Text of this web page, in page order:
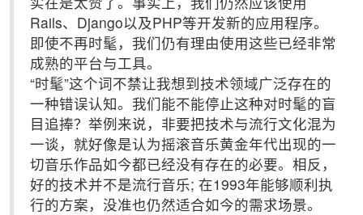
Rails、Django以及PHP等开发新的应用程序。
即使不再时髦，我们仍有理由使用这些已经非常
成熟的平台与工具。
“时髦”这个词不禁让我想到技术领域广泛存在的
一种错误认知。我们能不能停止这种对时髦的盲
目追捧？举例来说，非要把技术与流行文化混为
一谈，就好像是认为摇滚音乐黄金年代出现的一
切音乐作品如今都已经没有存在的必要。相反，
好的技术并不是流行音乐; 在1993年能够顺利执
行的方案，没准也仍然适合如今的需求场景。